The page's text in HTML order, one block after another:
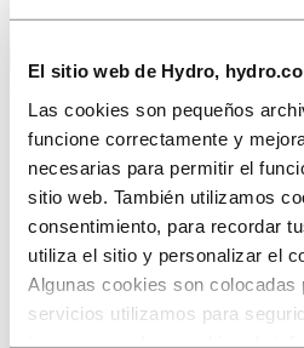
El sitio web de Hydro,
Las cookies son pequeños
funcione correctamente y
necesarias para permitir el
sitio web. También utilizamos
consentimiento, para recordar
utiliza el sitio y personalizar el
Algunas cookies son
servicios utilizamos para